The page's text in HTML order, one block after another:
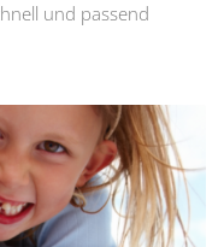
und passend